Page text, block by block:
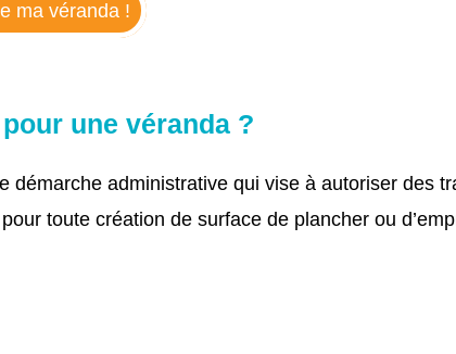
ma véranda !
une véranda ?
démarche administrative qui vise à autoriser des
toute création de surface de plancher ou